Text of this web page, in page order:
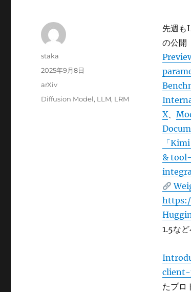
先週も
の公開
X、
「
&
1.5な
client-
たプロ
投
staka
投
2025年9月8日
カ
テ
arXiv
タ
Diffusion Model, LLM, LRM